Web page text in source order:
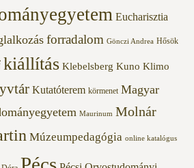
Eucharisztia
forradalom Gönczi Andrea Hősök
kiállítás Klebelsberg Kuno Klimo
Kutatóterem körmenet Magyar
Maurinum Molnár
Múzeumpedagógia online katalógus
Pécs